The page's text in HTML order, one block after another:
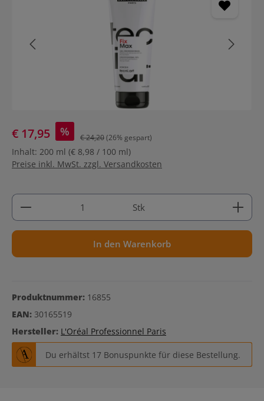
€ 17,95 % € 24,20(26% gespart)
Inhalt: 200 ml (€ 8,98 / 100 ml)
Preise inkl. MwSt. zzgl. Versandkosten
Produkt Anzahl: Gib den gewünschten Wert ein
Stk
In den Warenkorb
Produktnummer: 16855
EAN: 30165519
Hersteller: L'Oréal Professionnel Paris
Du erhältst 17 Bonuspunkte für diese Bestellung.